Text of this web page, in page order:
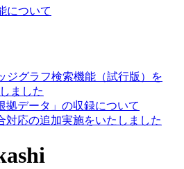
について
ジグラフ検索機能（試行版）を
ました
拠データ」の収録について
対応の追加実施をいたしました